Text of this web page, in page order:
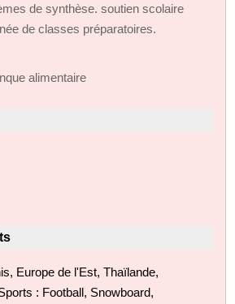
de synthèse. soutien scolaire
de classes préparatoires.
alimentaire
Europe de l'Est, Thaïlande,
: Football, Snowboard,